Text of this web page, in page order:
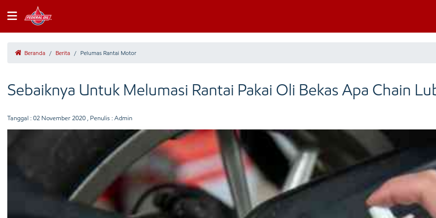
Beranda / Berita / Pelumas Rantai Motor
Sebaiknya Untuk Melumasi Rantai Pakai Oli Bekas Apa Chain
Tanggal : 02 November 2020 , Penulis : Admin